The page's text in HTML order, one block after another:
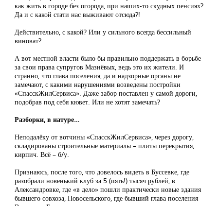
как жить в городе без огорода, при наших-то скудных пенсиях?
Да и с какой стати нас выживают отсюда?!
Действительно, с какой? Или у сильного всегда бессильный
виноват?
А вот местной власти было бы правильно поддержать в борьбе
за свои права супругов Мазнёвых, ведь это их жители. И
странно, что глава поселения, да и надзорные органы не
замечают, с какими нарушениями возведены постройки
«СпасскЖилСервиса». Даже забор поставлен у самой дороги,
подобрав под себя кювет. Или не хотят замечать?
Разборки, в натуре…
Неподалёку от вотчины «СпасскЖилСервиса», через дорогу,
складированы строительные материалы – плиты перекрытия,
кирпич. Всё – б/у.
Признаюсь, после того, что довелось видеть в Буссевке, где
разобрали новенький клуб за 5 (пять!) тысяч рублей, в
Александровке, где «в дело» пошли практически новые здания
бывшего совхоза, Новосельского, где бывший глава поселения